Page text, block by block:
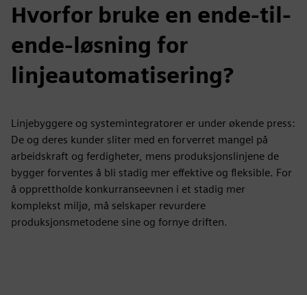
Hvorfor bruke en ende-til-
ende-løsning for
linjeautomatisering?
Linjebyggere og systemintegratorer er under økende press:
De og deres kunder sliter med en forverret mangel på
arbeidskraft og ferdigheter, mens produksjonslinjene de
bygger forventes å bli stadig mer effektive og fleksible. For
å opprettholde konkurranseevnen i et stadig mer
komplekst miljø, må selskaper revurdere
produksjonsmetodene sine og fornye driften.